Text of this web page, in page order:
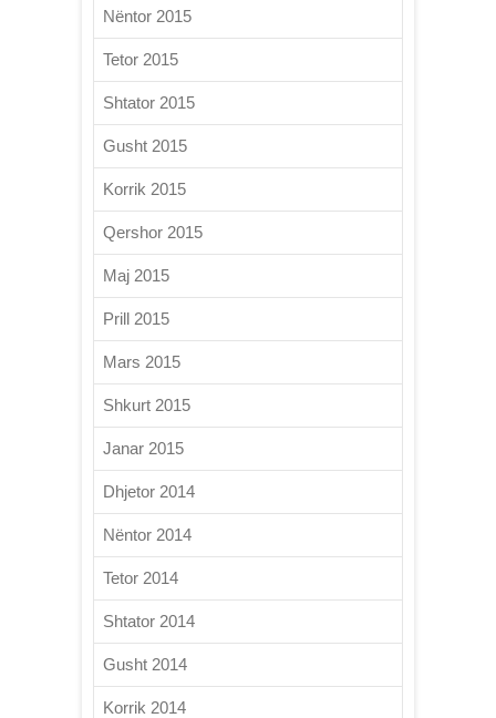
Nëntor 2015
Tetor 2015
Shtator 2015
Gusht 2015
Korrik 2015
Qershor 2015
Maj 2015
Prill 2015
Mars 2015
Shkurt 2015
Janar 2015
Dhjetor 2014
Nëntor 2014
Tetor 2014
Shtator 2014
Gusht 2014
Korrik 2014